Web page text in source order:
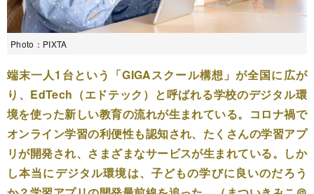
Photo：PIXTA
端末一人1台という「GIGAスクール構想」が全国に広が
り、EdTech（エドテック）と呼ばれる学校のデジタル環
境を使った新しい教育の流れが生まれている。コロナ禍で
オンライン学習の利便性も認知され、たくさんの学習アプ
リが開発され、さまざまなサービスが生まれている。しか
し本当にデジタル環境は、子どもの学びに良いのだろう